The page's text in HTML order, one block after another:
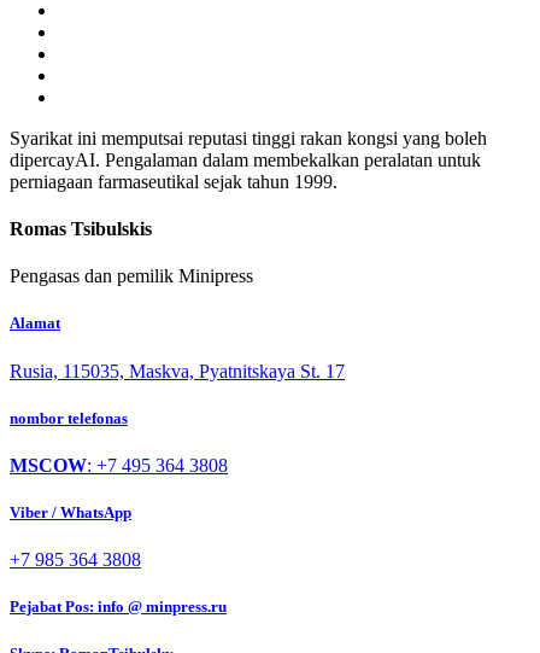
Syarikat ini memputsai reputasi tinggi rakan kongsi yang boleh
dipercayAI. Pengalaman dalam membekalkan peralatan untuk
perniagaan farmaseutikal sejak tahun 1999.
Romas Tsibulskis
Pengasas dan pemilik Minipress
Alamat
Rusia, 115035, Maskva, Pyatnitskaya St. 17
nombor telefonas
MSCOW: +7 495 364 3808
Viber / WhatsApp
+7 985 364 3808
Pejabat Pos: info @ minpress.ru